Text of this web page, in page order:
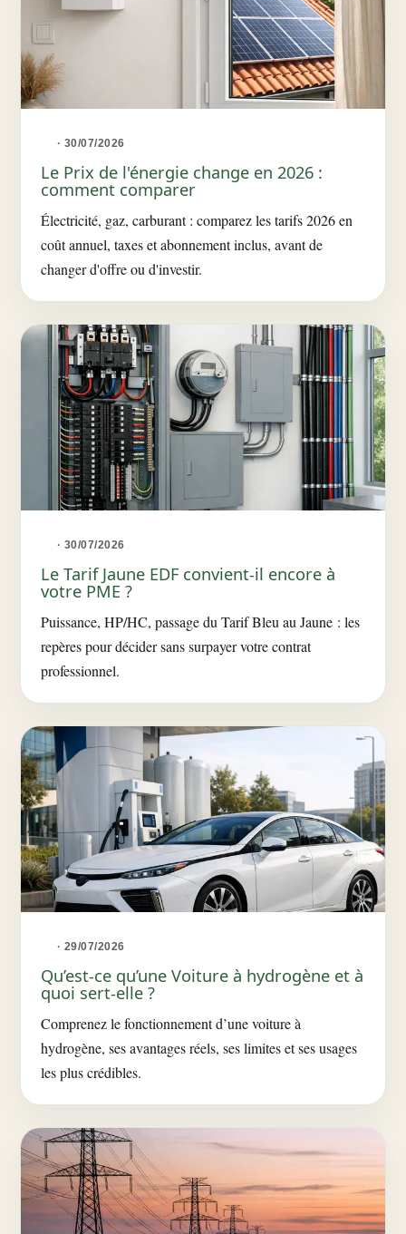
· 30/07/2026
Le Prix de l'énergie change en 2026 :
comment comparer
Électricité, gaz, carburant : comparez les tarifs 2026 en
coût annuel, taxes et abonnement inclus, avant de
changer d'offre ou d'investir.
· 30/07/2026
Le Tarif Jaune EDF convient-il encore à
votre PME ?
Puissance, HP/HC, passage du Tarif Bleu au Jaune : les
repères pour décider sans surpayer votre contrat
professionnel.
· 29/07/2026
Qu’est-ce qu’une Voiture à hydrogène et à
quoi sert-elle ?
Comprenez le fonctionnement d’une voiture à
hydrogène, ses avantages réels, ses limites et ses usages
les plus crédibles.